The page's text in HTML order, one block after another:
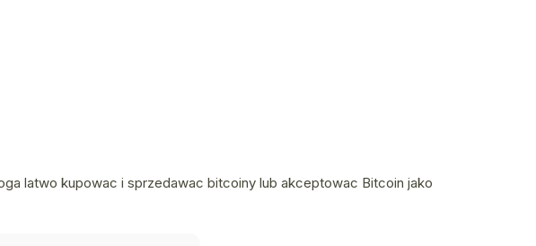
latwo kupowac i sprzedawac bitcoiny lub akceptowac Bitcoin jako